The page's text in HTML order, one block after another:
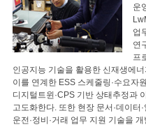
운
업
연
프
인공지능 기술을 활용한 신재생에
이를 연계한 ESS 스케줄링·수요자
디지털트윈·CPS 기반 상태추정과
고도화한다. 또한 현장 문서·데이터
운전·정비·거래 업무 지원 기술을